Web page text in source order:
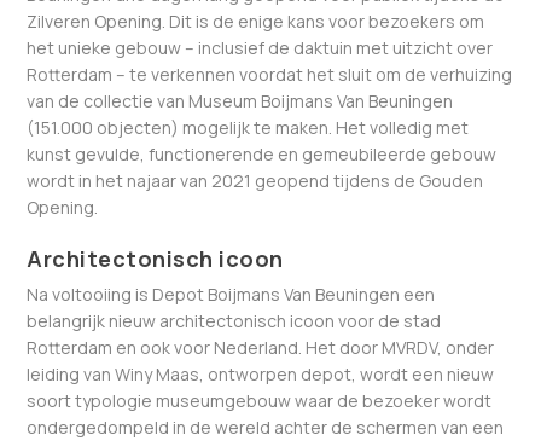
Zilveren Opening. Dit is de enige kans voor bezoekers om
het unieke gebouw – inclusief de daktuin met uitzicht over
Rotterdam – te verkennen voordat het sluit om de verhuizing
van de collectie van Museum Boijmans Van Beuningen
(151.000 objecten) mogelijk te maken. Het volledig met
kunst gevulde, functionerende en gemeubileerde gebouw
wordt in het najaar van 2021 geopend tijdens de Gouden
Opening.
Architectonisch icoon
Na voltooiing is Depot Boijmans Van Beuningen een
belangrijk nieuw architectonisch icoon voor de stad
Rotterdam en ook voor Nederland. Het door MVRDV, onder
leiding van Winy Maas, ontworpen depot, wordt een nieuw
soort typologie museumgebouw waar de bezoeker wordt
ondergedompeld in de wereld achter de schermen van een